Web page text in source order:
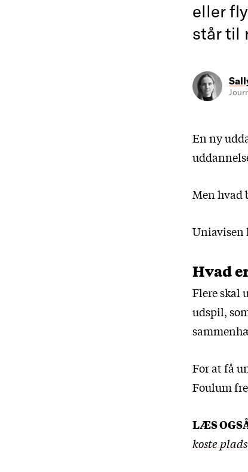
eller
står til
En ny
Men hvad
Uniavisen
Hvad
Flere skal
udspil,
For at få
Foulum
LÆS
koste